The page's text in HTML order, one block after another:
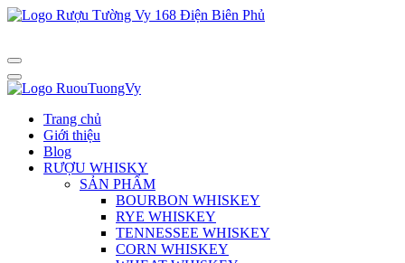
Trang chủ
Giới thiệu
Blog
RƯỢU WHISKY
SẢN PHẨM
BOURBON WHISKEY
RYE WHISKEY
TENNESSEE WHISKEY
CORN WHISKEY